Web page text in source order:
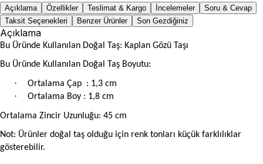
Açıklama Özellikler Teslimat & Kargo İncelemeler
Soru & Cevap
Taksit Seçenekleri
Benzer Ürünler Son Gezdiğiniz
Açıklama
Bu Üründe Kullanılan Doğal Taş: Kaplan Gözü Taşı
Bu Üründe Kullanılan Doğal Taş Boyutu:
· Ortalama Çap : 1,3 cm
· Ortalama Boy : 1,8 cm
Ortalama Zincir Uzunluğu: 45 cm
Not: Ürünler doğal taş olduğu için renk tonları küçük farklılıklar
gösterebilir.